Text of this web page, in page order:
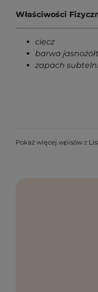
Właściwości
ciecz
barwa
zapach
Pokaż więcej wpisów z